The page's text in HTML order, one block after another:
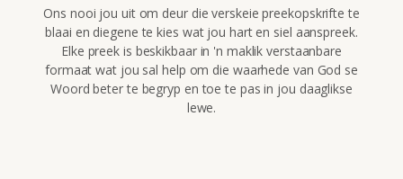
Ons nooi jou uit om deur die verskeie preekopskrifte te
blaai en diegene te kies wat jou hart en siel aanspreek.
Elke preek is beskikbaar in 'n maklik verstaanbare
formaat wat jou sal help om die waarhede van God se
Woord beter te begryp en toe te pas in jou daaglikse
lewe.